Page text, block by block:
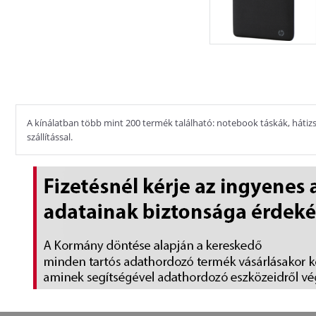
A kínálatban több mint 200 termék található: notebook táskák,
szállítással.